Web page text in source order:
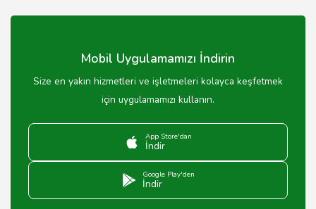
göstermektedir. Detaylı bilgi için iletişime geçebilirsiniz.
Mobil Uygulamamızı İndirin
Size en yakın hizmetleri ve işletmeleri kolayca keşfetmek
için uygulamamızı kullanın.
App Store'dan
İndir
Google Play'den
İndir